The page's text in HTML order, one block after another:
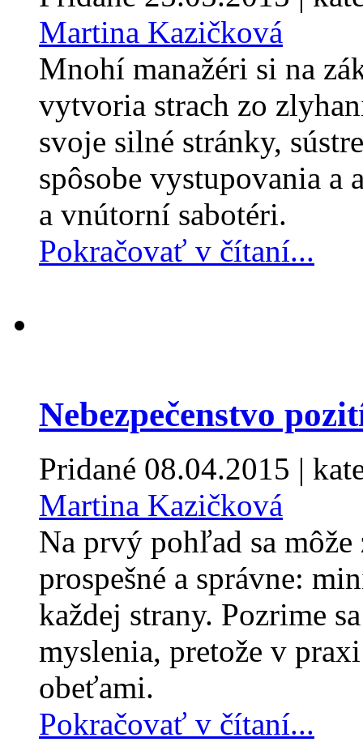
Martina Kazičková
Mnohí manažéri si na
vytvoria strach zo
svoje silné stránky,
spôsobe vystupovania a
a vnútorní sabotéri.
Pokračovať v čítaní...
Nebezpečenstvo
Pridané 08.04.2015 |
Martina Kazičková
Na prvý pohľad sa
prospešné a správne:
každej strany. Pozrime
myslenia, pretože v
obeťami.
Pokračovať v čítaní...